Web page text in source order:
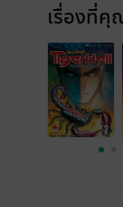
เรื่องที่คุ